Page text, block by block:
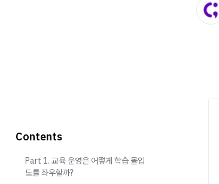
Contents
Part 1. 교육 운영은 어떻게 학습 몰입
도를 좌우할까?